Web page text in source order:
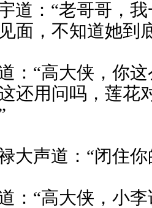
道：“老哥哥，
面，不知道她到
：“高大侠，你
还用问吗，莲花
大声道：“闭住你
：“高大侠，小